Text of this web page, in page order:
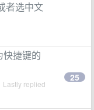
者选中文
快捷键的
Lastly replied
25